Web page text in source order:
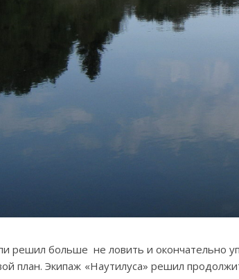
решил больше не ловить и окончательно
план. Экипаж «Наутилуса» решил